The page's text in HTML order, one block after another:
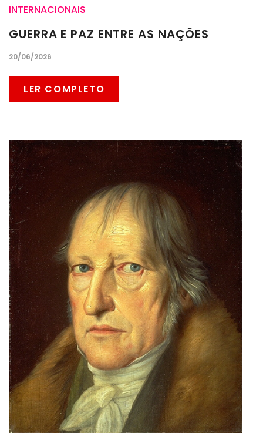
INTERNACIONAIS
GUERRA E PAZ ENTRE AS NAÇÕES
20/06/2026
LER COMPLETO